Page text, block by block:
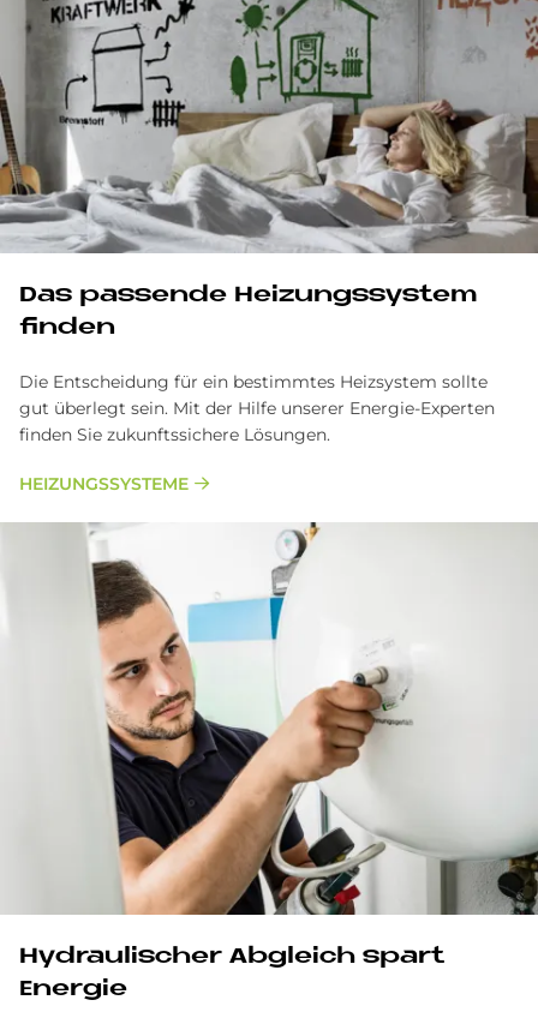
Das passende Heizungssystem
finden
Die Entscheidung für ein bestimmtes Heizsystem sollte
gut überlegt sein. Mit der Hilfe unserer Energie-Experten
finden Sie zukunftssichere Lösungen.
HEIZUNGSSYSTEME
Hydraulischer Abgleich spart
Energie